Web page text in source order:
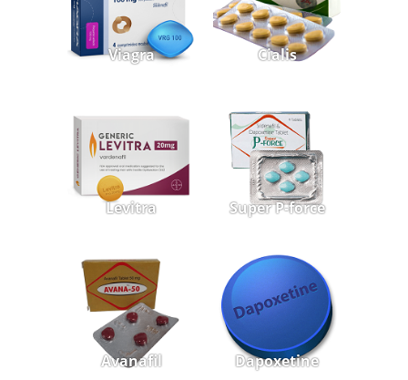
Viagra Cialis
Levitra Super P-force
Avanafil Dapoxetine